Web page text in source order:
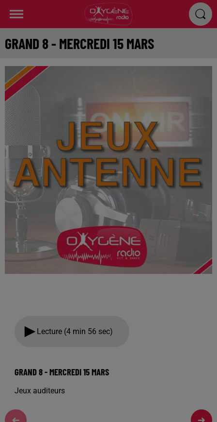
GRAND 8 - MERCREDI 15 MARS
Lecture (4 min 56 sec)
GRAND 8 - MERCREDI 15 MARS
Jeux auditeurs